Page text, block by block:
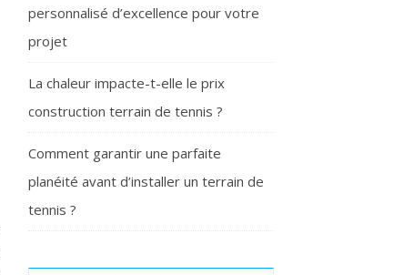
personnalisé d’excellence pour votre
projet
La chaleur impacte-t-elle le prix
construction terrain de tennis ?
Comment garantir une parfaite
planéité avant d’installer un terrain de
tennis ?